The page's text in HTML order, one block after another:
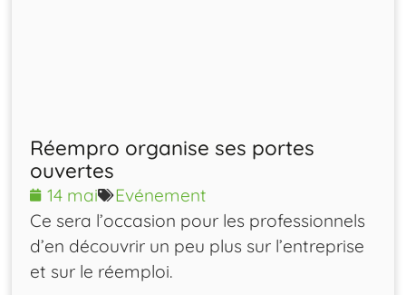
Réempro organise ses portes
ouvertes
14 mai
Evénement
Ce sera l’occasion pour les professionnels
d’en découvrir un peu plus sur l’entreprise
et sur le réemploi.